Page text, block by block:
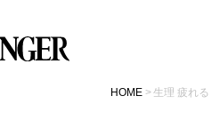
HOME 生理 疲れる